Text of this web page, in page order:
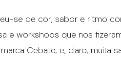
se de cor, sabor e ritmo
e workshops que nos
Cebate, e, claro,